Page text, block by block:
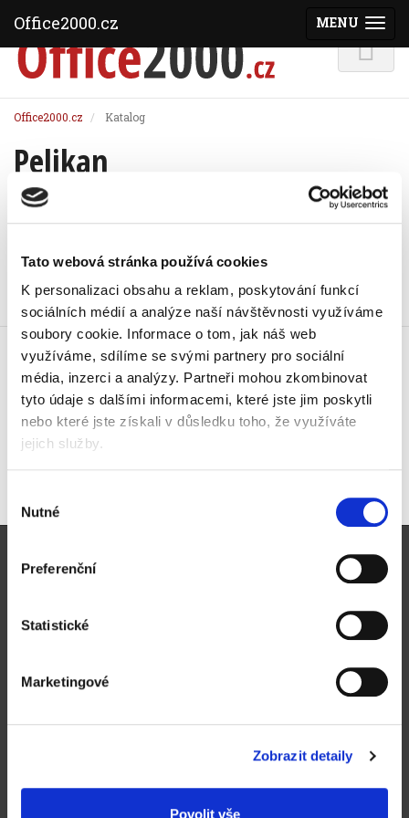
Tato webová stránka používá cookies
K personalizaci obsahu a reklam, poskytování funkcí
sociálních médií a analýze naší návštěvnosti využíváme
soubory cookie. Informace o tom, jak náš web
využíváme, sdílíme se svými partnery pro sociální
média, inzerci a analýzy. Partneři mohou zkombinovat
tyto údaje s dalšími informacemi, které jste jim poskytli
nebo které jste získali v důsledku toho, že využíváte
jejich služby.
souhlasu
Nutné
Preferenční
Statistické
Marketingové
Zobrazit detaily
Povolit vše
Office2000.cz Katalog
Pelikan
Řadit podle:
Klip kancelářský Pelikan, mix
velikostí a motivů, 12 ks
72 Kč
87,12 Kč vč. DPH
Způsoby doručení a platby
Výhody registrace
Proč nakupovat u nás
MENU
Office2000.cz